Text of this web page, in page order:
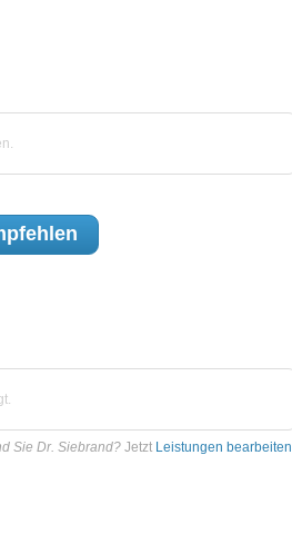
Sie Dr. Siebrand? Jetzt Leistungen bearbeiten